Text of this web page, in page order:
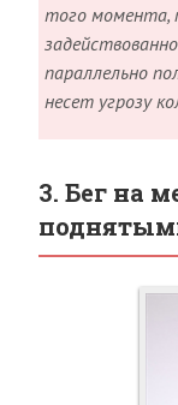
того момента,
параллельно
несет угрозу
3. Бег на